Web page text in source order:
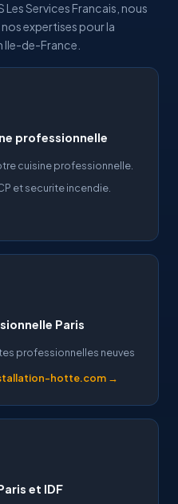
Les Services Francais, nous
expertises pour la
de-France.
professionnelle
cuisine professionnelle.
et securite incendie.
Paris
professionnelles neuves
hotte.com →
et IDF